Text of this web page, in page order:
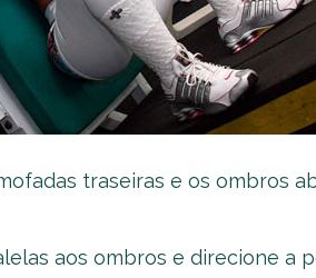
traseiras e os ombros
aos ombros e direcione a